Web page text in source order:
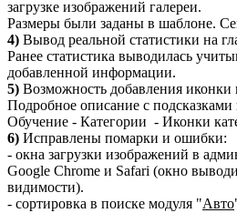
загрузке изображений галереи.
Размеры были заданы в шаблоне.
4) Вывод реальной статистики на
Ранее статистика выводилась
добавленной информации.
5) Возможность добавления иконки
Подробное описание с подсказками
Обучение - Категории - Иконки
6) Исправлены помарки и ошибки:
- окна загрузки изображений в
Google Chrome и Safari (окно
видимости).
- сортировка в поиске модуля "Авто